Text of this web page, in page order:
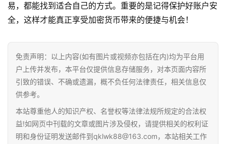
行
情
易，都能找到适合自己的方式。重要的是记得保护好账户安
全，这样才能真正享受加密货币带来的便捷与机会！
免责声明：以上内容(如有图片或视频亦包括在内)均为平台用
户上传并发布，本平台仅提供信息存储服务，对本页面内容所
引致的错误、不确或遗漏，概不负任何法律责任，相关信息仅
供参考。
本站尊重他人的知识产权、名誉权等法律法规所规定的合法权
益!如网页中刊载的文章或图片涉及侵权，请提供相关的权利证
明和身份证明发送邮件到qklwk88@163.com，本站相关工作